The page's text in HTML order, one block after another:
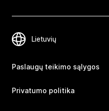
Paslaugų teikimo sąlygos
Privatumo politika